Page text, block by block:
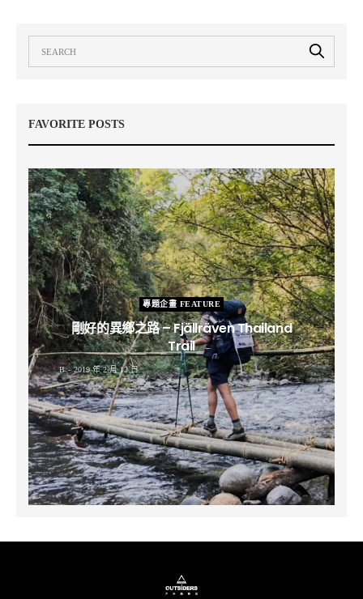
FAVORITE POSTS
專題企畫 FEATURE
剛好的異鄉之路 – Fjällräven Thailand
Trail
B 2019 年 2 月 12 日